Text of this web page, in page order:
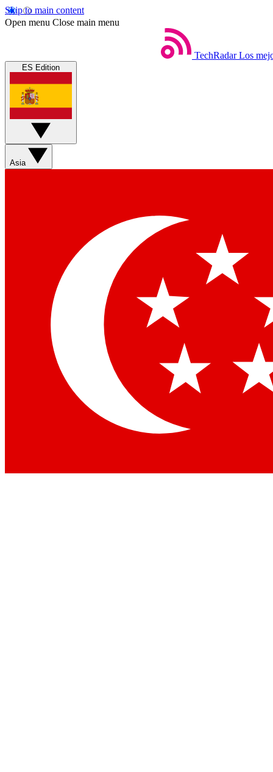
Skip to main content
Open menu Close main menu
TechRadar Los
ES Edition
Asia